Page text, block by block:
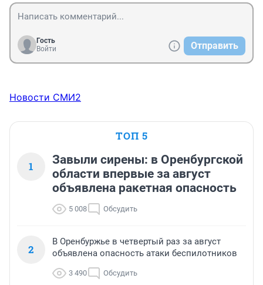
Гость
Войти
Отправить
Новости СМИ2
ТОП 5
1
Завыли сирены: в Оренбургской
области впервые за август
объявлена ракетная опасность
5 008 Обсудить
2
В Оренбуржье в четвертый раз за август
объявлена опасность атаки беспилотников
3 490 Обсудить